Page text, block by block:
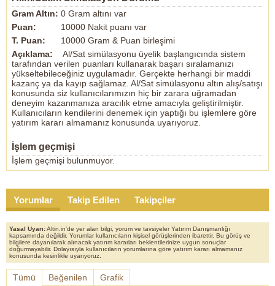
Gram Altın: 0 Gram altını var
Puan:
10000 Nakit puanı var
T. Puan:
10000 Gram & Puan birleşimi
Açıklama:
Al/Sat simülasyonu üyelik başlangıcında sistem
tarafından verilen puanları kullanarak başarı sıralamanızı
yükseltebileceğiniz uygulamadır. Gerçekte herhangi bir maddi
kazanç ya da kayıp sağlamaz. Al/Sat simülasyonu altın alış/satışı
konusunda siz kullanıcılarımızın hiç bir zarara uğramadan
deneyim kazanmanıza aracılık etme amacıyla geliştirilmiştir.
Kullanıcıların kendilerini denemek için yaptığı bu işlemlere göre
yatırım kararı almamanız konusunda uyarıyoruz.
İşlem geçmişi
İşlem geçmişi bulunmuyor.
Yorumlar Takip Edilen Takipçiler
Yasal Uyarı:Altin.in'de yer alan bilgi, yorum ve tavsiyeler Yatırım Danışmanlığı
kapsamında değildir. Yorumlar kullanıcıların kişisel görüşlerinden ibarettir. Bu görüş ve
bilgilere dayanılarak alınacak yatırım kararları beklentilerinize uygun sonuçlar
doğurmayabilir. Dolayısıyla kullanıcıların yorumlarına göre yatırım kararı almamanız
konusunda kesinlikle uyarıyoruz.
Tümü Beğenilen Grafik